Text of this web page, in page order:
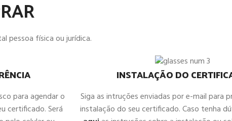
pessoa física ou jurídica.
para agendar o
certificado. Será
INSTALAÇÃO DO
Siga as intruções enviadas por e-mail para
instalação do seu certificado. Caso tenha